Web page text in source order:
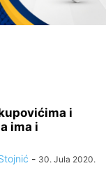
i
ima i
- 30. Jula 2020.